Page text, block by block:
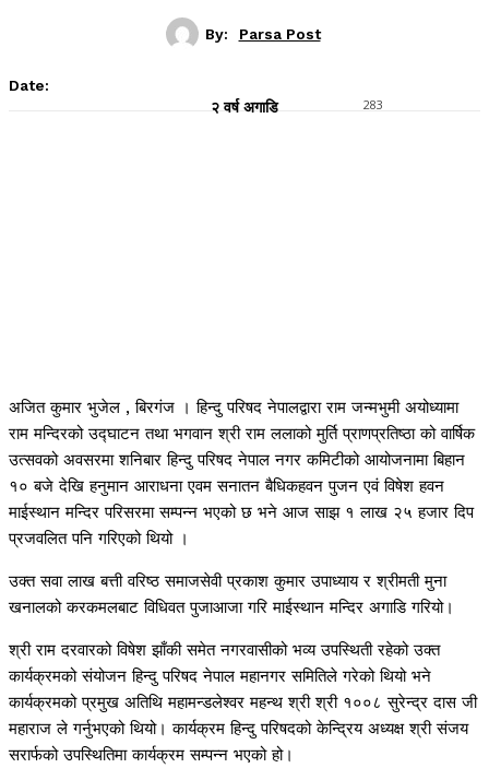
By: Parsa Post
Date:
२ वर्ष अगाडि
283
अजित कुमार भुजेल , बिरगंज । हिन्दु परिषद नेपालद्वारा राम जन्मभुमी अयोध्यामा
राम मन्दिरको उद्घाटन तथा भगवान श्री राम ललाको मुर्ति प्राणप्रतिष्ठा को वार्षिक
उत्सवको अवसरमा शनिबार हिन्दु परिषद नेपाल नगर कमिटीको आयोजनामा बिहान
१० बजे देखि हनुमान आराधना एवम सनातन बैधिकहवन पुजन एवं विषेश हवन
माईस्थान मन्दिर परिसरमा सम्पन्न भएको छ भने आज साझ १ लाख २५ हजार दिप
प्रजवलित पनि गरिएको थियो ।
उक्त सवा लाख बत्ती वरिष्ठ समाजसेवी प्रकाश कुमार उपाध्याय र श्रीमती मुना
खनालको करकमलबाट विधिवत पुजाआजा गरि माईस्थान मन्दिर अगाडि गरियो।
श्री राम दरवारको विषेश झाँकी समेत नगरवासीको भव्य उपस्थिती रहेको उक्त
कार्यक्रमको संयोजन हिन्दु परिषद नेपाल महानगर समितिले गरेको थियो भने
कार्यक्रमको प्रमुख अतिथि महामन्डलेश्वर महन्थ श्री श्री १००८ सुरेन्द्र दास जी
महाराज ले गर्नुभएको थियो। कार्यक्रम हिन्दु परिषदको केन्द्रिय अध्यक्ष श्री संजय
सरार्फको उपस्थितिमा कार्यक्रम सम्पन्न भएको हो।